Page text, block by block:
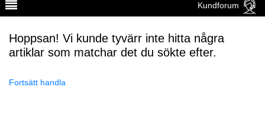
Kundforum
Hoppsan! Vi kunde tyvärr inte hitta några
artiklar som matchar det du sökte efter.
Fortsätt handla